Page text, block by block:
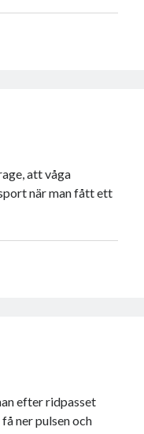
att våga
när man fått ett
efter ridpasset
ner pulsen och